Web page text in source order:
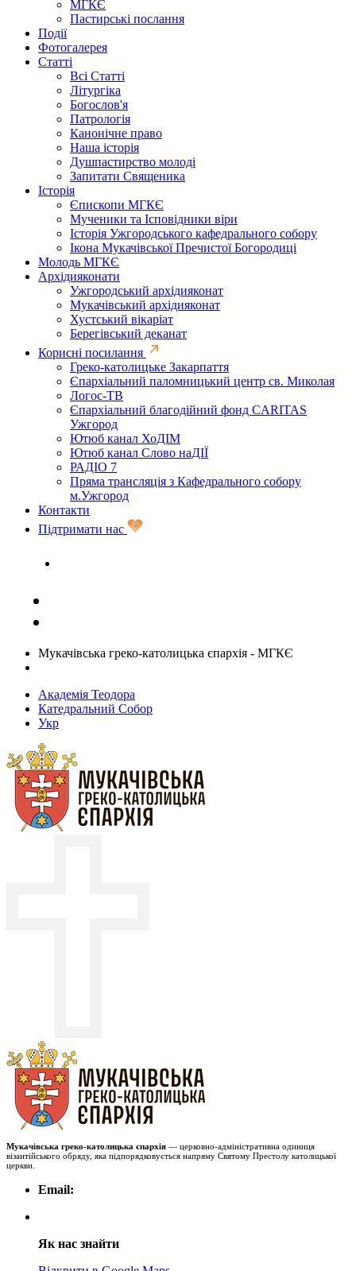
МГКЄ
Пастирські послання
Події
Фотогалерея
Статті
Всі Статті
Літургіка
Богослов'я
Патрологія
Канонічне право
Наша історія
Душпастирство молоді
Запитати Священика
Історія
Єпископи МГКЄ
Мученики та Ісповідники віри
Історія Ужгородського кафедрального собору
Ікона Мукачівської Пречистої Богородиці
Молодь МГКЄ
Архідияконати
Ужгородський архідияконат
Мукачівський архідияконат
Хустський вікаріат
Берегівський деканат
Корисні посилання
Греко-католицьке Закарпаття
Єпархіальний паломницький центр св. Миколая
Логос-ТВ
Єпархіальний благодійний фонд CARITAS
Ужгород
Ютюб канал ХоДІМ
Ютюб канал Слово наДІЇ
РАДІО 7
Пряма трансляція з Кафедрального собору
м.Ужгород
Контакти
Підтримати нас
Мукачівська греко-католицька єпархія - МГКЄ
Академія Теодора
Катедральний Собор
Укр
Мукачівська греко-католицька єпархія — церковно-адміністративна одиниця
візантійського обряду, яка підпорядковується напряму Святому Престолу католицької
церкви.
Email:
Як нас знайти